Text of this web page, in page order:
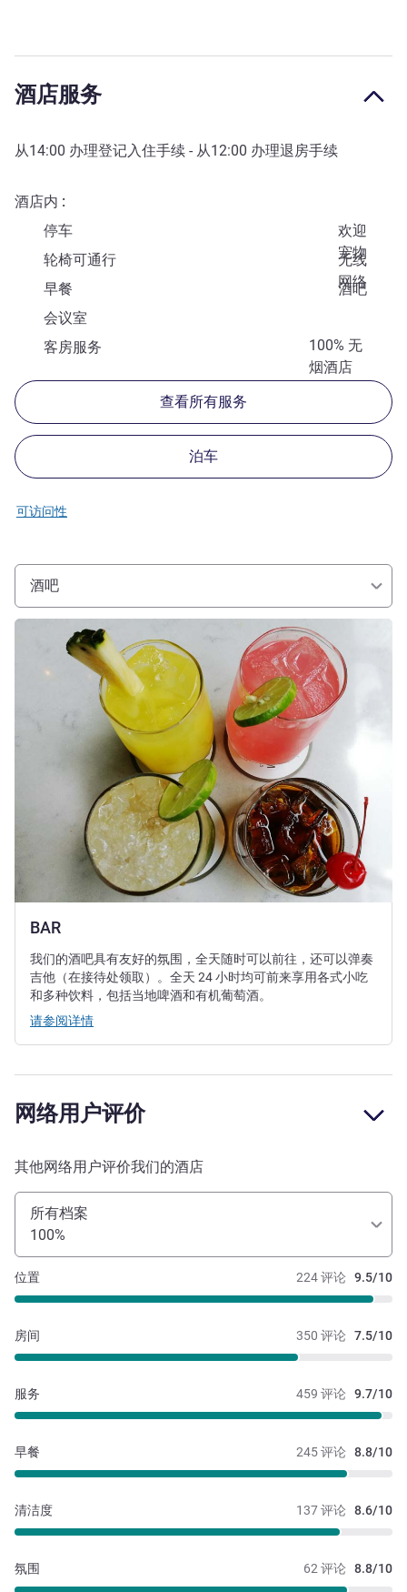
酒店服务
从14:00 办理登记入住手续 - 从12:00 办理退房手续
酒店内
停车
欢迎
宠物
轮椅可通行
无线
网络
早餐
酒吧
会议室
100% 无
烟酒店
客房服务
查看所有服务
泊车
可访问性
酒吧
BAR
请参阅详情
我们的酒吧具有友好的氛围，全天随时可以前往，还可以弹奏
吉他（在接待处领取）。全天 24 小时均可前来享用各式小吃
和多种饮料，包括当地啤酒和有机葡萄酒。
请参阅详情
网络用户评价
其他网络用户评价我们的酒店
所有档案
100%
224 评论 9.5/10
位置
350 评论 7.5/10
房间
459 评论 9.7/10
服务
245 评论 8.8/10
早餐
137 评论 8.6/10
清洁度
62 评论 8.8/10
氛围